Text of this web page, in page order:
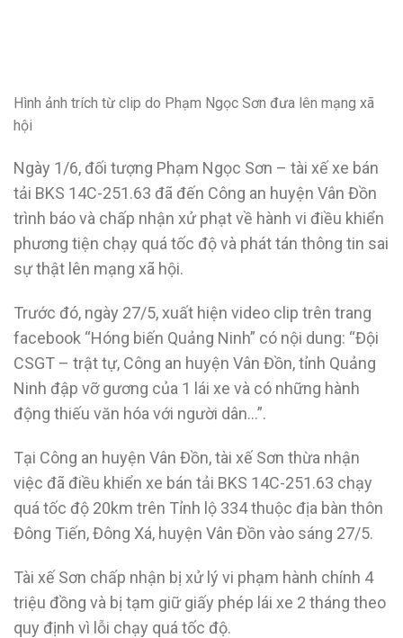
Hình ảnh trích từ clip do Phạm Ngọc Sơn đưa lên mạng xã
hội
Ngày 1/6, đối tượng Phạm Ngọc Sơn – tài xế xe bán
tải BKS 14C-251.63 đã đến Công an huyện Vân Đồn
trình báo và chấp nhận xử phạt về hành vi điều khiển
phương tiện chạy quá tốc độ và phát tán thông tin sai
sự thật lên mạng xã hội.
Trước đó, ngày 27/5, xuất hiện video clip trên trang
facebook “Hóng biến Quảng Ninh” có nội dung: “Đội
CSGT – trật tự, Công an huyện Vân Đồn, tỉnh Quảng
Ninh đập vỡ gương của 1 lái xe và có những hành
động thiếu văn hóa với người dân…”.
Tại Công an huyện Vân Đồn, tài xế Sơn thừa nhận
việc đã điều khiển xe bán tải BKS 14C-251.63 chạy
quá tốc độ 20km trên Tỉnh lộ 334 thuộc địa bàn thôn
Đông Tiến, Đông Xá, huyện Vân Đồn vào sáng 27/5.
Tài xế Sơn chấp nhận bị xử lý vi phạm hành chính 4
triệu đồng và bị tạm giữ giấy phép lái xe 2 tháng theo
quy định vì lỗi chạy quá tốc độ.